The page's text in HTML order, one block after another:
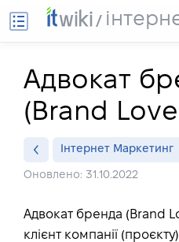
Адвокат
(Brand
Інтернет Маркетинг
Оновлено: 31.10.2022
Адвокат бренда (Brand
клієнт компанії